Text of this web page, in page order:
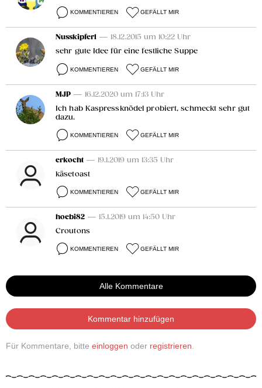
KOMMENTIEREN GEFÄLLT MIR
Nusskipferl — 18.12.2015 um 10:22 Uhr
sehr gute Idee für eine festliche Suppe
KOMMENTIEREN GEFÄLLT MIR
MJP — 16.12.2020 um 17:13 Uhr
Ich hab Kaspressknödel probiert, schmeckt sehr gut
dazu.
KOMMENTIEREN GEFÄLLT MIR
erkocht — 19.1.2019 um 13:35 Uhr
käsetoast
KOMMENTIEREN GEFÄLLT MIR
hoebi82 — 15.1.2019 um 14:50 Uhr
Croutons
KOMMENTIEREN GEFÄLLT MIR
Alle Kommentare
Kommentar hinzufügen
Für Kommentare, bitte einloggen oder registrieren